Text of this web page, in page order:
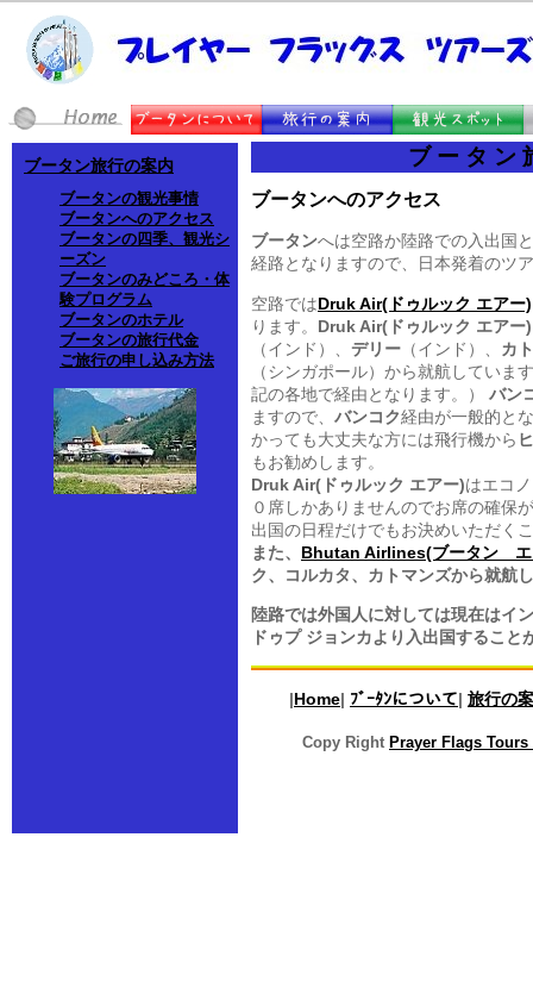
ブータン
ブータンへのアクセス
ブータンへは空路か陸路での入出国
経路となりますので、日本発着のツ
空路ではDruk Air(ドゥルック エアー)
ります。 Druk Air(ドゥルック エアー)
（インド）、 デリー （インド）、 カ
（シンガポール）から就航していま
記の各地で経由となります。） バン
ますので、 バンコク経由が一般的と
かっても大丈夫な方には飛行機から
もお勧めします。
Druk Air(ドゥルック エアー)はエコ
０席しかありませんのでお席の確保
出国の日程だけでもお決めいただく
また、 Bhutan Airlines(ブータン エ
ク、 コルカタ、 カトマンズから就航
陸路では外国人に対しては現在はイ
ドゥプ ジョンカより入出国すること
|Home| ﾌﾞｰﾀﾝについて| 旅行の
Copy Right Prayer Flags
ブータン旅行の案内
ブータンの観光事情
ブータンへのアクセス
ブータンの四季、観光シ
ーズン
ブータンのみどころ・体
験プログラム
ブータンのホテル
ブータンの旅行代金
ご旅行の申し込み方法